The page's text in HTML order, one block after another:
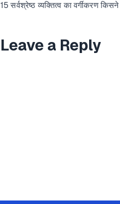
15 सर्वश्रेष्ठ व्यक्तित्व का वर्गीकरण
Leave a Reply